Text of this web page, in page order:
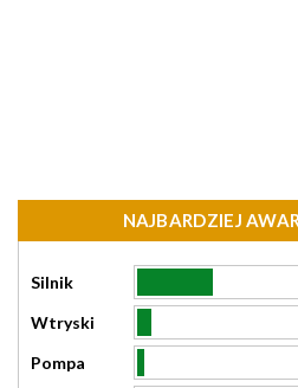
NAJBARDZIEJ
Silnik
Wtryski
Pompa